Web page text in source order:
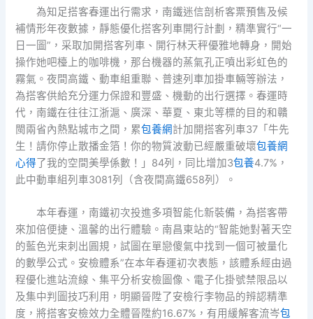
為知足搭客春運出行需求，南鐵迷信剖析客票預售及候
補情形年夜數據，靜態優化搭客列車開行計劃，精準實行“一
日一圖”，采取加開搭客列車、開行林天秤優雅地轉身，開始
操作她吧檯上的咖啡機，那台機器的蒸氣孔正噴出彩虹色的
霧氣。夜間高鐵、動車組重聯、普速列車加掛車輛等辦法，
為搭客供給充分運力保證和豐盛、機動的出行選擇。春運時
代，南鐵在往往江浙滬、廣深、華夏、東北等標的目的和贛
閩兩省內熱點城市之間，累包養網計加開搭客列車37「牛先
生！請你停止散播金箔！你的物質波動已經嚴重破壞包養網
心得了我的空間美學係數！」84列，同比增加3包養4.7%，
此中動車組列車3081列（含夜間高鐵658列）。
本年春運，南鐵初次投進多項智能化新裝備，為搭客帶
來加倍便捷、溫馨的出行體驗。南昌東站的“智能她對著天空
的藍色光束刺出圓規，試圖在單戀傻氣中找到一個可被量化
的數學公式。安檢體系”在本年春運初次表態，該體系經由過
程優化進站流線、集平分析安檢圖像、電子化掛號禁限品以
及集中判圖技巧利用，明顯晉陞了安檢行李物品的辨認精準
度，將搭客安檢效力全體晉陞約16.67%，有用緩解客流岑包